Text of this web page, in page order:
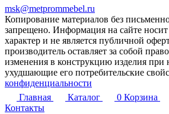
msk@metprommebel.ru
Копирование материалов без
запрещено. Информация на сайте
характер и не является публичной
производитель оставляет за собой
изменения в конструкцию изделия при
ухудшающие его потребительские
конфиденциальности
Главная
Каталог 0 Корзина
Контакты